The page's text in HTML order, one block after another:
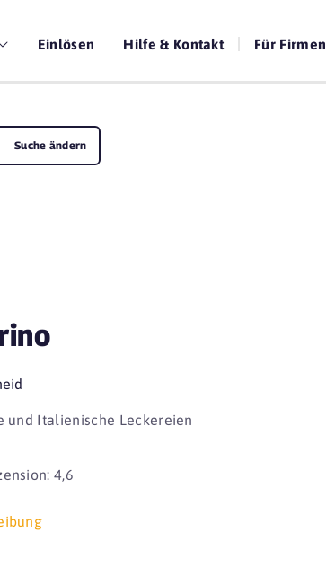
Einlösen Hilfe & Kontakt Für Firmen
Suche ändern
und Italienische Leckereien
4,6